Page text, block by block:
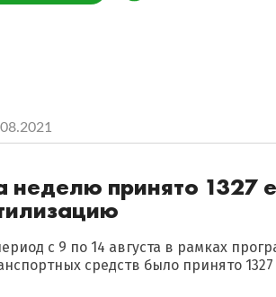
неделю принято 1327
с 9 по 14 августа в рамках
средств было принято